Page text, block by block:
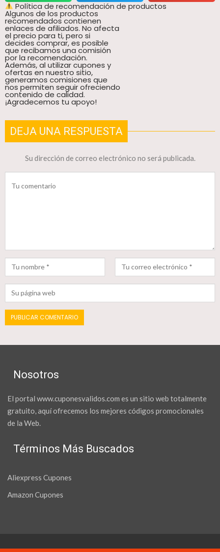
Política de recomendación de productos
Algunos de los productos
recomendados contienen
enlaces de afiliados. No afecta
el precio para ti, pero si
decides comprar, es posible
que recibamos una comisión
por la recomendación.
Además, al utilizar cupones y
ofertas en nuestro sitio,
generamos comisiones que
nos permiten seguir ofreciendo
contenido de calidad.
¡Agradecemos tu apoyo!
DEJA UNA RESPUESTA
Su dirección de correo electrónico no será publicada.
Nosotros
El portal www.cuponesvalidos.com es un sitio web totalmente
gratuito, aquí ofrecemos los mejores códigos promocionales
de la Web.
Términos Más Buscados
Aliexpress Cupones
Amazon Cupones